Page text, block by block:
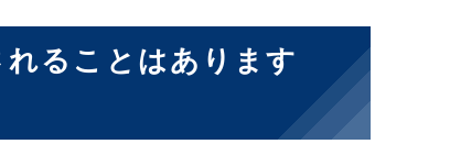
ることはあります